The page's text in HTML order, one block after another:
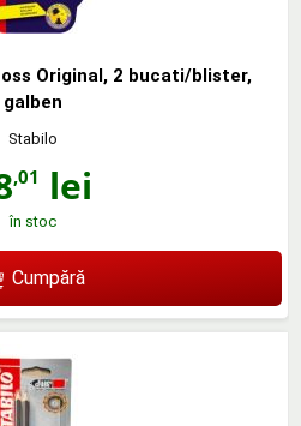
Original, 2 bucati/blister,
galben
Stabilo
,01 lei
în stoc
Cumpără